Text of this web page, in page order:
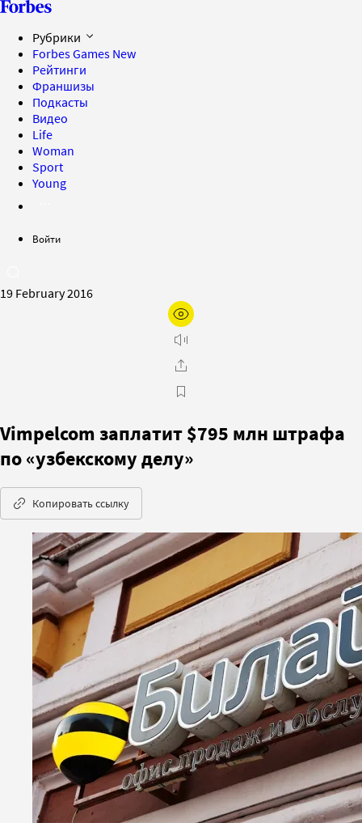
Рубрики
Forbes Games New
Рейтинги
Франшизы
Подкасты
Видео
Life
Woman
Sport
Young
Войти
19 February 2016
Vimpelcom заплатит $795 млн штрафа
по «узбекскому делу»
Копировать ссылку